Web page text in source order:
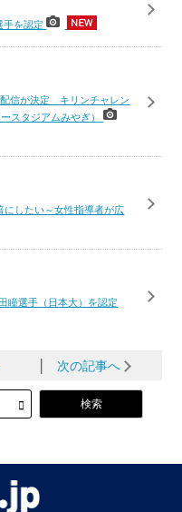
手を認定
信が決定 キリンチャレン
スタジアムみやぎ）
にしたい～女性指導者が広
瞳選手（日本大）を認定
次の記事へ